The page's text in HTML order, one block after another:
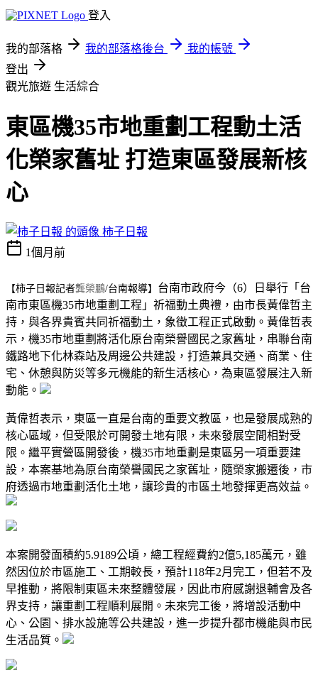
登入
我的部落格 我的部落格後台
我的帳號
登出
觀光旅遊 生活綜合
東區機35市地重劃工程動土活
化榮家舊址 打造東區發展新核
心
柿子日報
1個月前
【柿子日報記者龔榮鵬/台南報導】 台南市政府今（6）日舉行「台
南市東區機35市地重劃工程」祈福動土典禮，由市長黃偉哲主
持，與各界貴賓共同祈福動土，象徵工程正式啟動。黃偉哲表
示，機35市地重劃將活化原台南榮譽國民之家舊址，串聯台南
鐵路地下化林森站及周邊公共建設，打造兼具交通、商業、住
宅、休憩與防災等多元機能的新生活核心，為東區發展注入新
動能。
黃偉哲表示，東區一直是台南的重要文教區，也是發展成熟的
核心區域，但受限於可開發土地有限，未來發展空間相對受
限。繼平實營區開發後，機35市地重劃是東區另一項重要建
設，本案基地為原台南榮譽國民之家舊址，隨榮家搬遷後，市
府透過市地重劃活化土地，讓珍貴的市區土地發揮更高效益。
本案開發面積約5.9189公頃，總工程經費約2億5,185萬元，雖
然因位於市區施工、工期較長，預計118年2月完工，但若不及
早推動，將限制東區未來整體發展，因此市府感謝退輔會及各
界支持，讓重劃工程順利展開。未來完工後，將增設活動中
心、公園、排水設施等公共建設，進一步提升都市機能與市民
生活品質。